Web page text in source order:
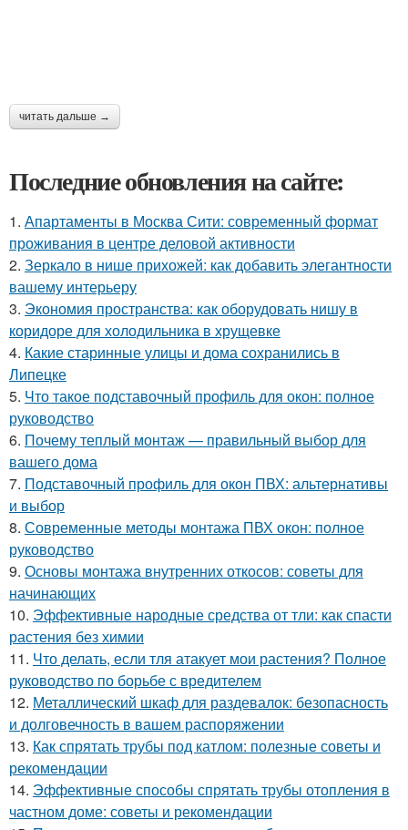
читать дальше →
Последние обновления на сайте:
1. Апартаменты в Москва Сити: современный формат
проживания в центре деловой активности
2. Зеркало в нише прихожей: как добавить элегантности
вашему интерьеру
3. Экономия пространства: как оборудовать нишу в
коридоре для холодильника в хрущевке
4. Какие старинные улицы и дома сохранились в
Липецке
5. Что такое подставочный профиль для окон: полное
руководство
6. Почему теплый монтаж — правильный выбор для
вашего дома
7. Подставочный профиль для окон ПВХ: альтернативы
и выбор
8. Современные методы монтажа ПВХ окон: полное
руководство
9. Основы монтажа внутренних откосов: советы для
начинающих
10. Эффективные народные средства от тли: как спасти
растения без химии
11. Что делать, если тля атакует мои растения? Полное
руководство по борьбе с вредителем
12. Металлический шкаф для раздевалок: безопасность
и долговечность в вашем распоряжении
13. Как спрятать трубы под катлом: полезные советы и
рекомендации
14. Эффективные способы спрятать трубы отопления в
частном доме: советы и рекомендации